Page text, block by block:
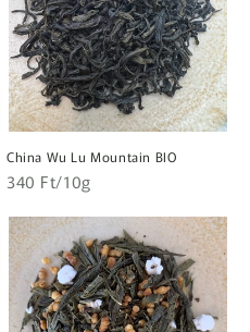
China Wu Lu Mountain BIO
Normál
Egységár
340 Ft/10g